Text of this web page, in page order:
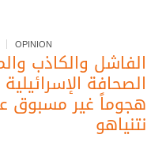
OPINION
الفاشل والكاذب
الصحافة
هجوماً غير مسبوق
نتنياهو